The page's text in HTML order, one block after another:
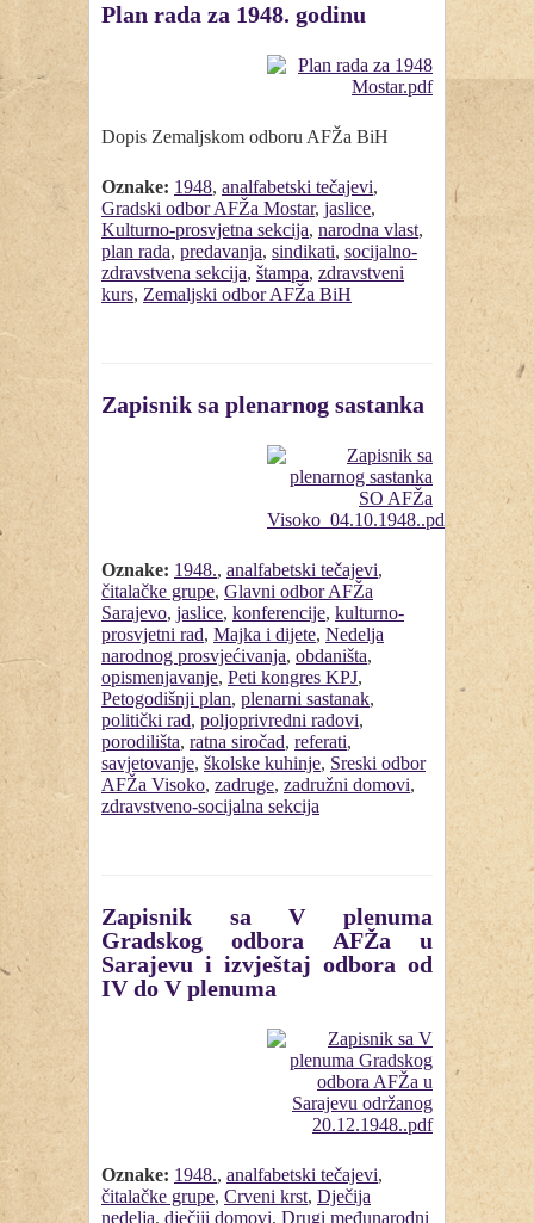
Plan rada za 1948. godinu
Dopis Zemaljskom odboru AFŽa BiH
Oznake: 1948, analfabetski tečajevi,
Gradski odbor AFŽa Mostar, jaslice,
Kulturno-prosvjetna sekcija, narodna vlast,
plan rada, predavanja, sindikati, socijalno-
zdravstvena sekcija, štampa, zdravstveni
kurs, Zemaljski odbor AFŽa BiH
Zapisnik sa plenarnog sastanka
Oznake: 1948., analfabetski tečajevi,
čitalačke grupe, Glavni odbor AFŽa
Sarajevo, jaslice, konferencije, kulturno-
prosvjetni rad, Majka i dijete, Nedelja
narodnog prosvjećivanja, obdaništa,
opismenjavanje, Peti kongres KPJ,
Petogodišnji plan, plenarni sastanak,
politički rad, poljoprivredni radovi,
porodilišta, ratna siročad, referati,
savjetovanje, školske kuhinje, Sreski odbor
AFŽa Visoko, zadruge, zadružni domovi,
zdravstveno-socijalna sekcija
Zapisnik sa V plenuma
Gradskog odbora AFŽa u
Sarajevu i izvještaj odbora od
IV do V plenuma
Oznake: 1948., analfabetski tečajevi,
čitalačke grupe, Crveni krst, Dječija
nedelja, dječiji domovi, Drugi međunarodni